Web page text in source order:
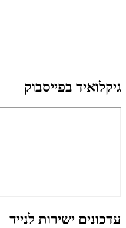
גיקלואיד בפייסבוק
עדכונים ישירות לנייד